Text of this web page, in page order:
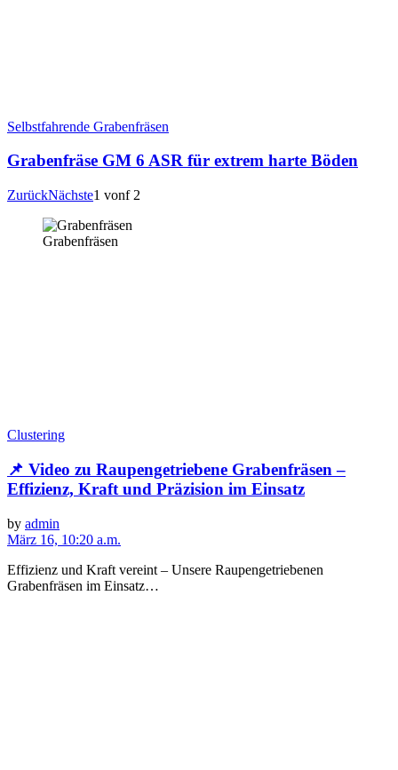
Selbstfahrende Grabenfräsen
Grabenfräse GM 6 ASR für extrem harte Böden
ZurückNächste1 vonf 2
Grabenfräsen
Clustering
📌 Video zu Raupengetriebene Grabenfräsen –
Effizienz, Kraft und Präzision im Einsatz
by admin
März 16, 10:20 a.m.
Effizienz und Kraft vereint – Unsere Raupengetriebenen
Grabenfräsen im Einsatz…